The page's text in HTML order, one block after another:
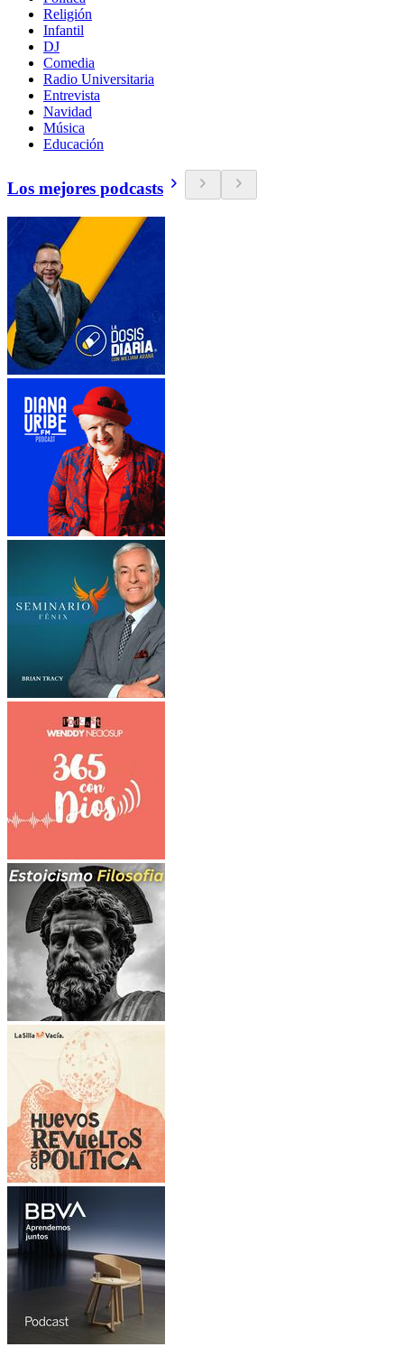
Religión
Infantil
DJ
Comedia
Radio Universitaria
Entrevista
Navidad
Música
Educación
Los mejores podcasts